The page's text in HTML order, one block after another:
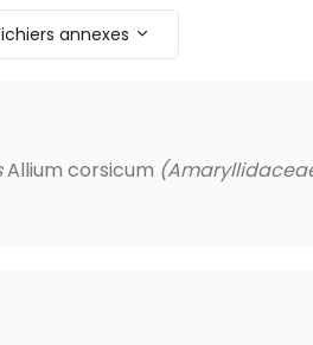
annexes
Allium corsicum